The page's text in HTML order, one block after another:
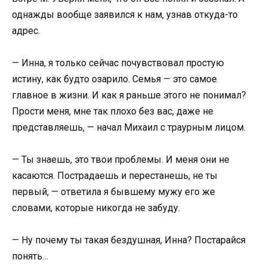
однажды вообще заявился к нам, узнав откуда-то
адрес.
— Инна, я только сейчас почувствовал простую
истину, как будто озарило. Семья — это самое
главное в жизни. И как я раньше этого не понимал?
Прости меня, мне так плохо без вас, даже не
представляешь, — начал Михаил с траурным лицом.
— Ты знаешь, это твои проблемы. И меня они не
касаются. Пострадаешь и перестанешь, не ты
первый, — ответила я бывшему мужу его же
словами, которые никогда не забуду.
— Ну почему ты такая бездушная, Инна? Постарайся
понять…